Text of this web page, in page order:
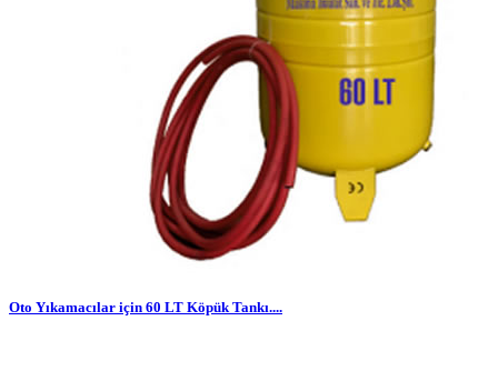
Oto Yıkamacılar için 60 LT Köpük Tankı....